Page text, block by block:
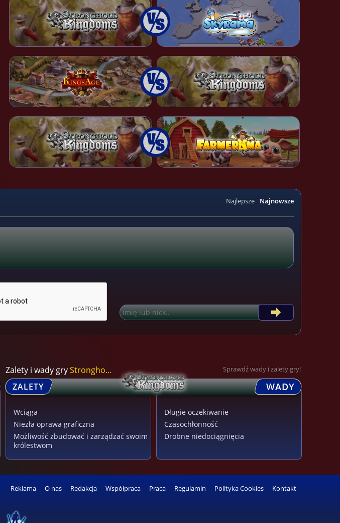
Najnowsze
Najlepsze
Zalety i wady gryStronghold Kingdom... Sprawdź wady i zalety gry!
ZALETY WADY
Wciąga
Niezła oprawa graficzna
Możliwość zbudować i zarządzać swoim
królestwom
Długie oczekiwanie
Czasochłonność
Drobne niedociągnięcia
Reklama O nas Redakcja Współpraca Praca Regulamin Polityka Cookies Kontakt